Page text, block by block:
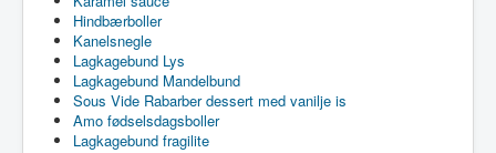
Hindbærboller
Kanelsnegle
Lagkagebund Lys
Lagkagebund Mandelbund
Sous Vide Rabarber dessert med vanilje is
Amo fødselsdagsboller
Lagkagebund fragilite